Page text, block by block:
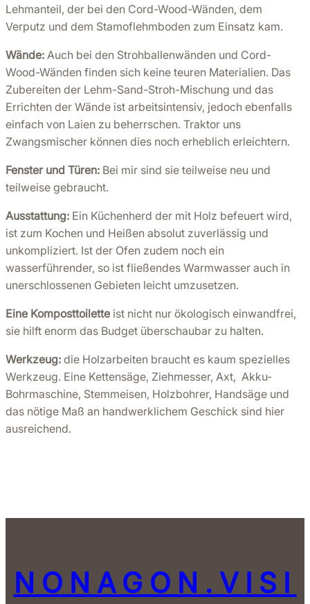
Lehmanteil, der bei den Cord-Wood-Wänden, dem
Verputz und dem Stamoflehmboden zum Einsatz kam.
Wände: Auch bei den Strohballenwänden und Cord-
Wood-Wänden finden sich keine teuren Materialien. Das
Zubereiten der Lehm-Sand-Stroh-Mischung und das
Errichten der Wände ist arbeitsintensiv, jedoch ebenfalls
einfach von Laien zu beherrschen. Traktor uns
Zwangsmischer können dies noch erheblich erleichtern.
Fenster und Türen: Bei mir sind sie teilweise neu und
teilweise gebraucht.
Ausstattung: Ein Küchenherd der mit Holz befeuert wird,
ist zum Kochen und Heißen absolut zuverlässig und
unkompliziert. Ist der Ofen zudem noch ein
wasserführender, so ist fließendes Warmwasser auch in
unerschlossenen Gebieten leicht umzusetzen.
Eine Komposttoilette ist nicht nur ökologisch einwandfrei,
sie hilft enorm das Budget überschaubar zu halten.
Werkzeug: die Holzarbeiten braucht es kaum spezielles
Werkzeug. Eine Kettensäge, Ziehmesser, Axt, Akku-
Bohrmaschine, Stemmeisen, Holzbohrer, Handsäge und
das nötige Maß an handwerklichem Geschick sind hier
ausreichend.
NONAGON.VISI